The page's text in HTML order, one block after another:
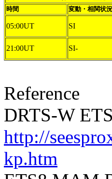
時間 変動・相関状況
05:00UT SI
21:00UT SI-
Reference
DRTS-W
http://
kp.htm